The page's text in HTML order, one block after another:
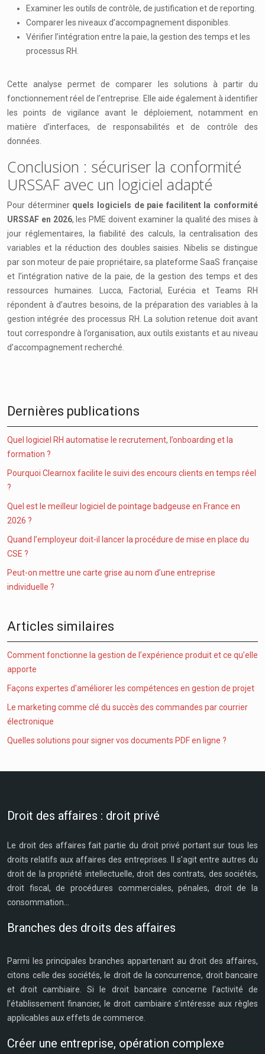
Examiner les outils de contrôle, de justification et de reporting.
Comparer les niveaux d’accompagnement disponibles.
Vérifier l’intégration entre la paie, la gestion des temps et les
processus RH.
Cette analyse permet de comparer les solutions à partir du
fonctionnement réel de l’entreprise. Elle aide également à identifier
les points de vigilance avant le déploiement, notamment en
matière d’interfaces, de responsabilités et de contrôle des
données.
Conclusion : sécuriser la conformité
URSSAF avec un logiciel adapté
Pour déterminer quels logiciels de paie facilitent la conformité
URSSAF en 2026, les PME doivent examiner la qualité des mises à
jour réglementaires, la fiabilité des calculs, la centralisation des
variables et la réduction des doubles saisies. Nibelis se distingue
par son moteur de paie propriétaire, sa plateforme SaaS française
et l’intégration native de la paie, de la gestion des temps et des
ressources humaines. Lucca, Factorial, Eurécia et Teams RH
répondent à d’autres besoins, de la préparation des variables à la
gestion intégrée des processus RH. La solution retenue doit avant
tout correspondre à l’organisation, aux outils existants et au niveau
d’accompagnement recherché.
Dernières publications
Quel logiciel RH automatise le recrutement, l’onboarding et la
formation ?
Pourquoi Clearnox facilite le suivi des encours clients en temps réel
?
Quel est le meilleur logiciel de pointage badgeuse en France en
2026 ?
Quand l’employeur doit-il lancer la procédure de mise en place du
CSE ?
Peut-on mettre une carte grise au nom d’une entreprise
individuelle ?
Articles similaires
Comment fonctionne la gestion de l’expérience produit et ce qu’elle
apporte
Façons expertes d’améliorer les compétences en gestion de projet
Le marketing comme clé du succès des commandes par courrier
électronique
Quelles solutions pour signer vos documents PDF en ligne ?
Droit des affaires : droit privé
Le droit des affaires fait partie du droit privé portant sur tous les
droits relatifs aux affaires des entreprises. Il s’agit entre autres du
droit de la propriété intellectuelle, droit des contrats, des sociétés,
droit fiscal, de procédures commerciales, pénales, droit de la
consommation…
Branches des droits des affaires
Parmi les principales branches appartenant au droit des affaires,
citons celle des sociétés, le droit de la concurrence, droit bancaire
et droit cambiaire. Si le droit bancaire concerne l’activité de
l’établissement financier, le droit cambiaire s’intéresse aux règles
applicables aux effets de commerce.
Créer une entreprise, opération complexe